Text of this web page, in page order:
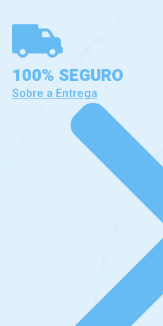
100% SEGURO
Sobre a Entrega